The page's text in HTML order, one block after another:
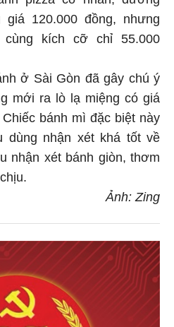
120.000 đồng, nhưng
kích cỡ chỉ 55.000
ở Sài Gòn đã gây chú ý
mới ra lò lạ miệng có giá
bánh mì đặc biệt này
dùng nhận xét khá tốt về
nhận xét bánh giòn, thơm
Ảnh: Zing